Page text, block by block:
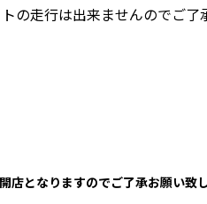
の走行は出来ませんのでご了
となりますのでご了承お願い致し